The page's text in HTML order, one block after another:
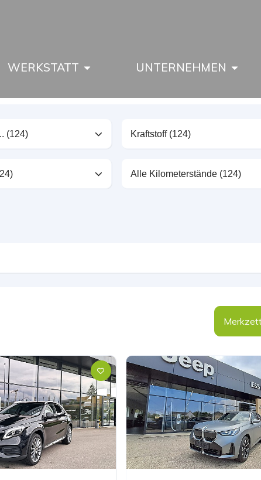
WERKSTATT UNTERNEHMEN